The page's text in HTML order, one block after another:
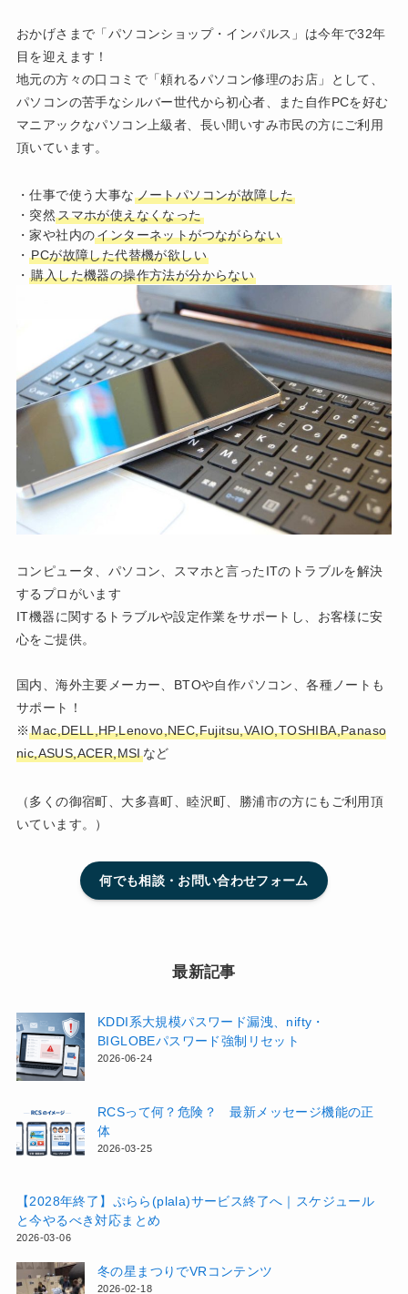
おかげさまで「パソコンショップ・インパルス」は今年で32年
目を迎えます！
地元の方々の口コミで「頼れるパソコン修理のお店」として、
パソコンの苦手なシルバー世代から初心者、また自作PCを好む
マニアックなパソコン上級者、長い間いすみ市民の方にご利用
頂いています。
・仕事で使う大事な ノートパソコンが故障した
・突然スマホが使えなくなった
・家や社内のインターネットがつながらない
・PCが故障した代替機が欲しい
・購入した機器の操作方法が分からない
コンピュータ、パソコン、スマホと言ったITのトラブルを解決
するプロがいます
IT機器に関するトラブルや設定作業をサポートし、お客様に安
心をご提供。
国内、海外主要メーカー、BTOや自作パソコン、各種ノートも
サポート！
※Mac,DELL,HP,Lenovo,NEC,Fujitsu,VAIO,TOSHIBA,Panaso
nic,ASUS,ACER,MSIなど
（多くの御宿町、大多喜町、睦沢町、勝浦市の方にもご利用頂
いています。）
何でも相談・お問い合わせフォーム
最新記事
KDDI系大規模パスワード漏洩、nifty・
BIGLOBEパスワード強制リセット
2026-06-24
RCSって何？危険？ 最新メッセージ機能の正
体
2026-03-25
【2028年終了】ぷらら(plala)サービス終了へ｜スケジュール
と今やるべき対応まとめ
2026-03-06
冬の星まつりでVRコンテンツ
2026-02-18